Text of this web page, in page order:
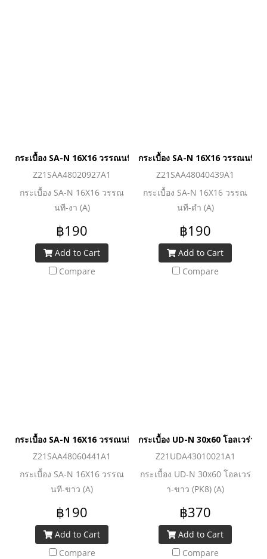
กระเบื้อง SA-N 16X16 วรรณนที-งา (A)
Z21SAA48020927A1
กระเบื้อง SA-N 16X16 วรรณ
นที-งา (A)
฿190
Add to Cart
Compare
กระเบื้อง SA-N 16X16 วรรณนที-
Z21SAA48040439A1
กระเบื้อง SA-N 16X16 วรรณ
นที-ดำ (A)
฿190
Add to Cart
Compare
กระเบื้อง SA-N 16X16 วรรณนที-ขาว (A)
Z21SAA48060441A1
กระเบื้อง SA-N 16X16 วรรณ
นที-ขาว (A)
฿190
Add to Cart
Compare
กระเบื้อง UD-N 30x60 โอลเวร่า-
Z21UDA43010021A1
กระเบื้อง UD-N 30x60 โอลเวร่
า-ขาว (PK8) (A)
฿370
Add to Cart
Compare